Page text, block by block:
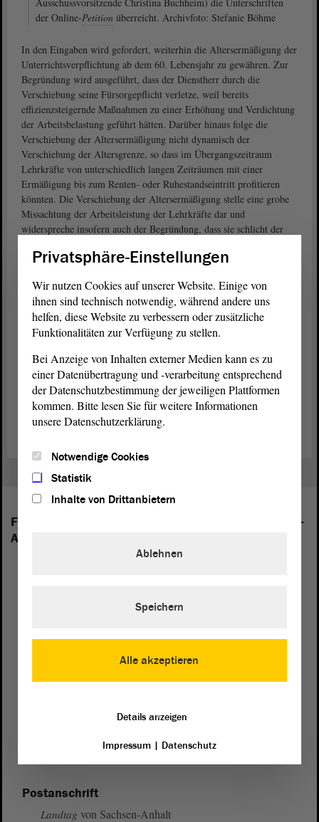
der Online-Petition überreicht. Archivfoto: Stefanie Böhme
In den Eingaben wird gefordert, weiterhin die Al­tersermäßigung der
Unterrichtsverpflichtung ab dem 60. Lebensjahr zu gewähren. Zur
Be­gründung wird ausgeführt, dass der Dienstherr durch die
Verschiebung seine Fürsorgepflicht verletze, weil bereits
effizienzsteigernde Maßnahmen zu einer Erhöhung und Verdichtung
der Arbeitsbelastung geführt hätten. Darüber hinaus folge die
Verschiebung der Altersermä­ßigung nicht dynamisch der
Verschiebung der Altersgrenze, so dass im Übergangszeitraum
Lehrkräfte von unterschiedlich langen Zeiträumen mit einer
Ermäßigung bis zum Renten- oder Ruhestandseintritt profitieren
könnten. Die Verschiebung der Altersermäßigung stelle eine grobe
Missachtung der Arbeitsleistung der Lehrkräfte dar und
widerspreche insofern auch der Begründung, dass sie schlicht der
Der Petitionsausschuss
hat sich bereits mit dem Anliegen beschäftigt
und am 23. Januar 2020 beschlossen, den zuständigen Fachausschuss
um eine Stellungnahme zu dem Petitionsanliegen zu bitten. Der
Ausschussfür Bildung und Kultur teilte zwischenzeitlich mit, dass
mit einer fachlichen Stellungnahme seitens derLandesregierung
nicht vor Januar 2021 zu rechnen sei und er die Thematik seinerseits
erst danach weiterbehandeln könne. Dementsprechend wird sich der
Ausschuss
für Petitionen frühestens ab Januar 2021 erneut mit dem
Anliegen der Petitionen beschäftigen können.
Folgende Fraktionen sind im Landtag von Sachsen-
Anhalt vertreten:
Postanschrift
Landtag von Sachsen-Anhalt
Privatsphäre-Einstellungen
Wir nutzen Cookies auf unserer Website. Einige von
ihnen sind technisch notwendig, während andere uns
helfen, diese Website zu verbessern oder zusätzliche
Funktionalitäten zur Verfügung zu stellen.
Bei Anzeige von Inhalten externer Medien kann es zu
einer Datenübertragung und -verarbeitung entsprechend
der Datenschutzbestimmung der jeweiligen Plattformen
kommen. Bitte lesen Sie für weitere Informationen
unsere Datenschutzerklärung.
Notwendige Cookies
Statistik
Inhalte von Drittanbietern
Alle akzeptieren
Ablehnen
Speichern
Details anzeigen
Impressum| Datenschutz